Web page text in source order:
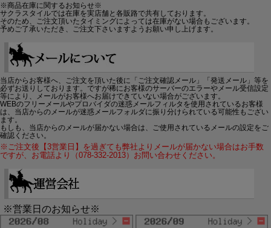
※商品在庫に関するお知らせ※
サクラスタイルでは在庫を実店舗と各販路で共有しております。
そのため、ご注文頂いたタイミングによっては在庫がない場合もございます。
予めご了承いただき、ご注文下さいますようお願い申し上げます。
当店からお客様へ、ご注文を頂いた後に「ご注文確認メール」「発送メール」等を
必ずお送りしております。ですが稀にお客様のサーバーのエラーやメール受信設定
等により、メールがお客様へお届けできていない場合がございます。
WEBのフリーメールやプロバイダの迷惑メールフィルタを使用されているお客様
は、当店からのメールが迷惑メールフォルダに振り分けられている可能性もござい
ます。
もしも、当店からのメールが届かない場合は、ご使用されているメールの設定をご
確認ください。
※ご注文後【3営業日】を過ぎても弊社よりメールが届かない場合はお手数
ですが、お電話より（078-332-2013）お問い合わせください。
※営業日のお知らせ※